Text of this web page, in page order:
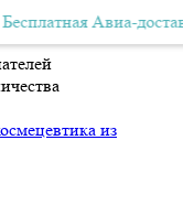
от 10 000р.
Авиа-доставка по